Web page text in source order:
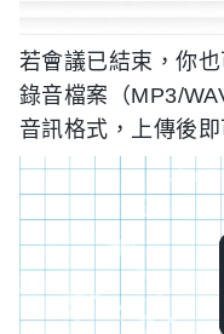
若會議已結束，你
錄音檔案（MP3/
音訊格式，上傳後